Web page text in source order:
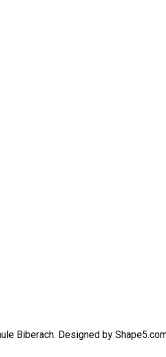
Biberach. Designed by